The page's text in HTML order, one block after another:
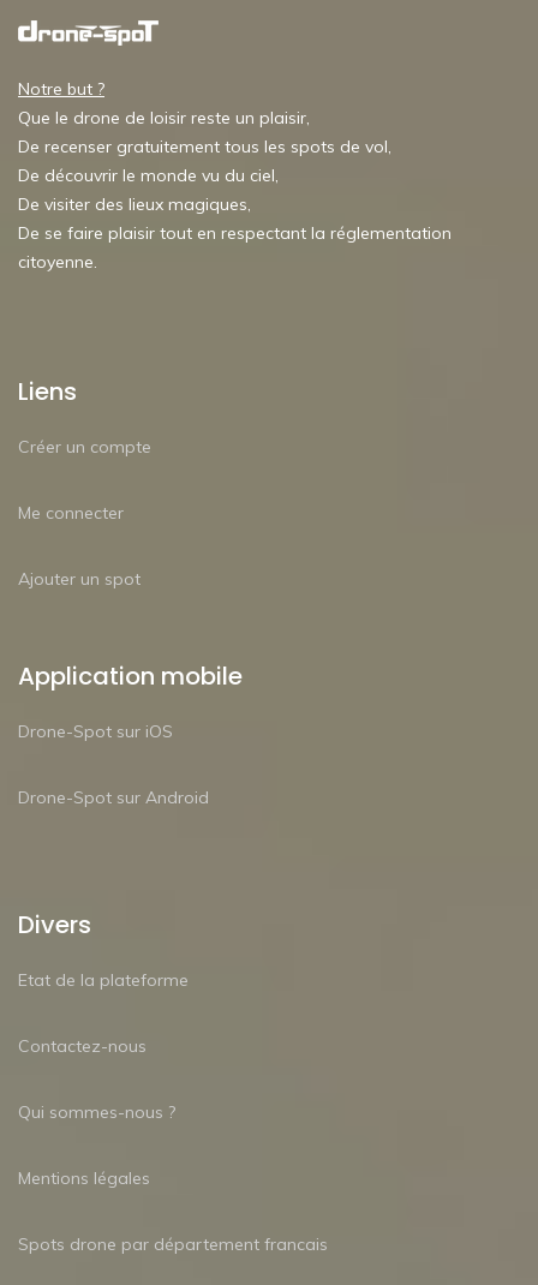
Notre but ?
Que le drone de loisir reste un plaisir,
De recenser gratuitement tous les spots de vol,
De découvrir le monde vu du ciel,
De visiter des lieux magiques,
De se faire plaisir tout en respectant la réglementation
citoyenne.
Liens
Créer un compte
Me connecter
Ajouter un spot
Application mobile
Drone-Spot sur iOS
Drone-Spot sur Android
Divers
Etat de la plateforme
Contactez-nous
Qui sommes-nous ?
Mentions légales
Spots drone par département francais